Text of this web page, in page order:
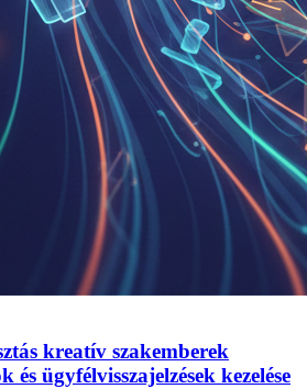
kreatív szakemberek
ügyfélvisszajelzések kezelése